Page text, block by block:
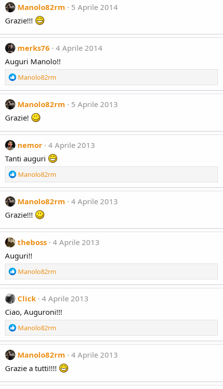
Manolo82rm
5 Aprile 2014
Grazie!!!
merks76
4 Aprile 2014
Auguri Manolo!!
R
e
a
c
i
o
s
:
Manolo82rm
Manolo82rm
5 Aprile 2013
Grazie!
nemor 4 Aprile 2013
Tanti auguri
R
e
a
c
i
o
s
:
Manolo82rm
Manolo82rm
4 Aprile 2013
Grazie!!!
theboss 4 Aprile 2013
Auguri!!
R
e
a
c
i
o
n
s
:
Manolo82rm
Click 4 Aprile 2013
Ciao, Auguroni!!!
R
e
a
c
i
o
Manolo82rm
Manolo82rm
4 Aprile 2013
Grazie a tutti!!!!